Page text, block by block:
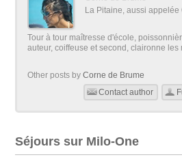
La Pitaine, aussi
Tour à tour maîtresse d'école,
auteur, coiffeuse et second, claironne
Other posts byCorne de Brume
Contact author
Séjours sur Milo-One